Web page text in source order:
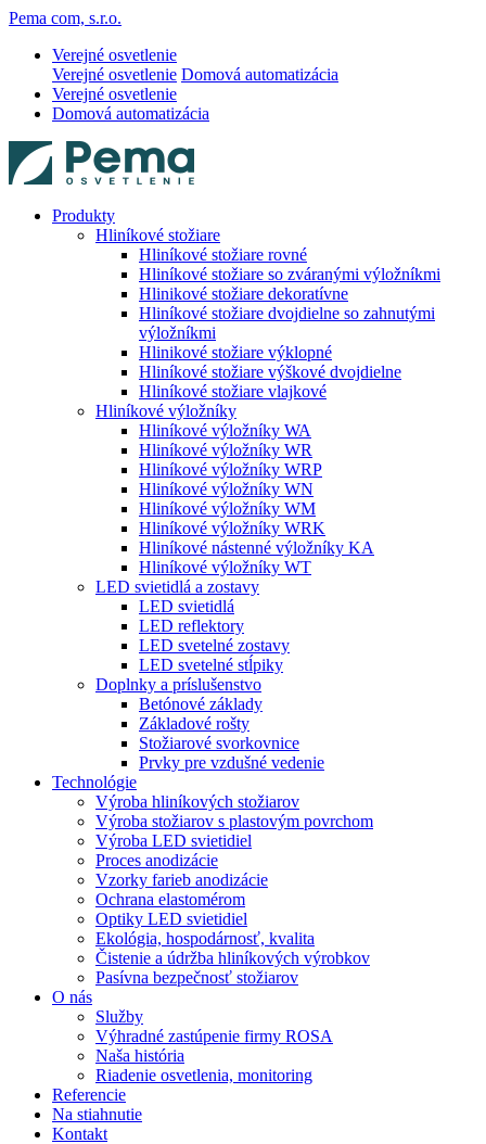
Pema com, s.r.o.
Verejné osvetlenie
Verejné osvetlenie Domová automatizácia
Verejné osvetlenie
Domová automatizácia
Produkty
Hliníkové stožiare
Hliníkové stožiare rovné
Hliníkové stožiare so zváranými výložníkmi
Hlinikové stožiare dekoratívne
Hliníkové stožiare dvojdielne so zahnutými
výložníkmi
Hlinikové stožiare výklopné
Hliníkové stožiare výškové dvojdielne
Hliníkové stožiare vlajkové
Hliníkové výložníky
Hliníkové výložníky WA
Hliníkové výložníky WR
Hliníkové výložníky WRP
Hliníkové výložníky WN
Hliníkové výložníky WM
Hliníkové výložníky WRK
Hliníkové nástenné výložníky KA
Hliníkové výložníky WT
LED svietidlá a zostavy
LED svietidlá
LED reflektory
LED svetelné zostavy
LED svetelné stĺpiky
Doplnky a príslušenstvo
Betónové základy
Základové rošty
Stožiarové svorkovnice
Prvky pre vzdušné vedenie
Technológie
Výroba hliníkových stožiarov
Výroba stožiarov s plastovým povrchom
Výroba LED svietidiel
Proces anodizácie
Vzorky farieb anodizácie
Ochrana elastomérom
Optiky LED svietidiel
Ekológia, hospodárnosť, kvalita
Čistenie a údržba hliníkových výrobkov
Pasívna bezpečnosť stožiarov
O nás
Služby
Výhradné zastúpenie firmy ROSA
Naša história
Riadenie osvetlenia, monitoring
Referencie
Na stiahnutie
Kontakt